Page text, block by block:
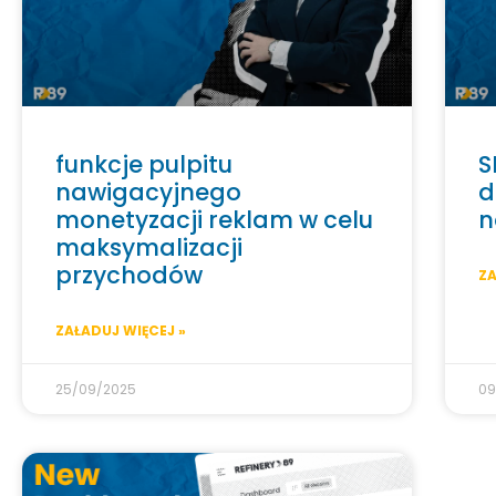
funkcje pulpitu
nawigacyjnego
monetyzacji reklam w celu
maksymalizacji
przychodów
ZAŁADUJ WIĘCEJ »
25/09/2025